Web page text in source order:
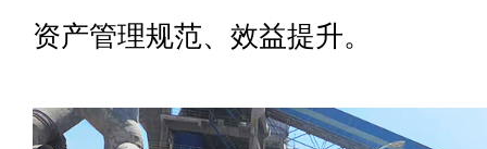
资产管理规范、效益提升。